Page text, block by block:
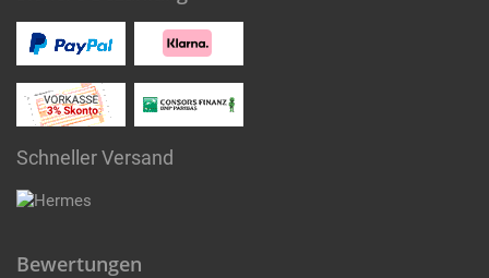
Schneller Versand
Bewertungen